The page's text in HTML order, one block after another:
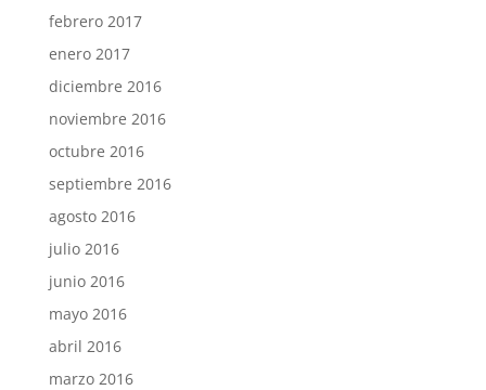
febrero 2017
enero 2017
diciembre 2016
noviembre 2016
octubre 2016
septiembre 2016
agosto 2016
julio 2016
junio 2016
mayo 2016
abril 2016
marzo 2016